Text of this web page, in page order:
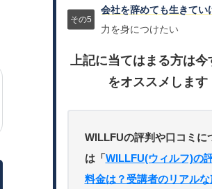
会社を辞めても生きてい
力を身につけたい
上記に当てはまる方は今
をオススメします
WILLFUの評判や口コミに
は「WILLFU(ウィルフ)の
料金は？受講者のリアルな